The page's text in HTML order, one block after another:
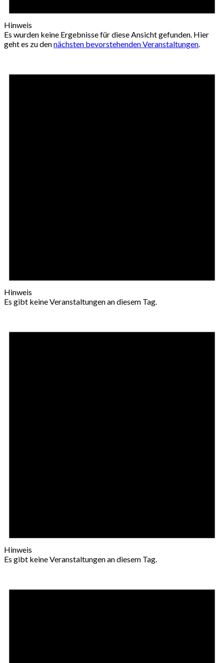
Hinweis
Es wurden keine Ergebnisse für diese Ansicht gefunden. Hier
geht es zu dennächsten bevorstehenden Veranstaltungen
Hinweis
Es gibt keine Veranstaltungen an diesem Tag.
Hinweis
Es gibt keine Veranstaltungen an diesem Tag.